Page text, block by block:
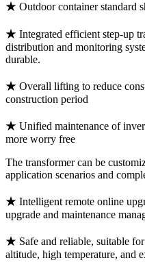
★ Outdoor container standard
★ Integrated efficient step-up
distribution and monitoring
durable.
★ Overall lifting to reduce
construction period
★ Unified maintenance of
more worry free
The transformer can be
application scenarios and
★ Intelligent remote online
upgrade and maintenance
★ Safe and reliable, suitable
altitude, high temperature, and